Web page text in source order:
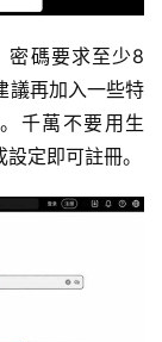
密碼要求至少8
議再加入一些特
千萬不要用生
定即可註冊。